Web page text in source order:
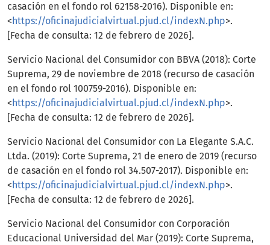
casación en el fondo rol 62158-2016). Disponible en:
< https://oficinajudicialvirtual.pjud.cl/indexN.php>.
[Fecha de consulta: 12 de febrero de 2026].
Servicio Nacional del Consumidor con BBVA (2018): Corte
Suprema, 29 de noviembre de 2018 (recurso de casación
en el fondo rol 100759-2016). Disponible en:
< https://oficinajudicialvirtual.pjud.cl/indexN.php>.
[Fecha de consulta: 12 de febrero de 2026].
Servicio Nacional del Consumidor con La Elegante S.A.C.
Ltda. (2019): Corte Suprema, 21 de enero de 2019 (recurso
de casación en el fondo rol 34.507-2017). Disponible en:
< https://oficinajudicialvirtual.pjud.cl/indexN.php>.
[Fecha de consulta: 12 de febrero de 2026].
Servicio Nacional del Consumidor con Corporación
Educacional Universidad del Mar (2019): Corte Suprema,